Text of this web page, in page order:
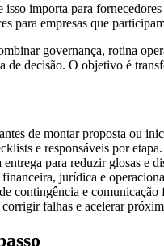
importa para
para empresas que
governança, rotina
de decisão. O objetivo é
de montar proposta ou
e responsáveis por etapa.
para reduzir glosas e
jurídica e
contingência e comunicação
falhas e acelerar